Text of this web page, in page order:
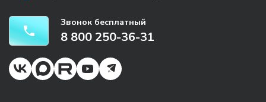
Звонок бесплатный
8 800 250-36-31